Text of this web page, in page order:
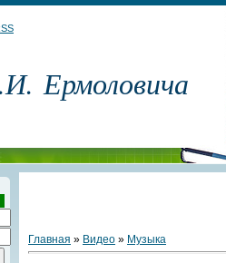
Ермоловича
Главная » Видео » Музыка